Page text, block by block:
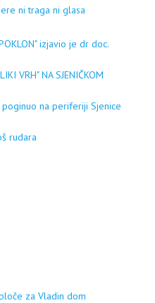
ni traga ni glasa
izjavio je dr doc.
VRH" NA SJENIČKOM
poginuo na periferiji Sjenice
rudara
za Vladin dom